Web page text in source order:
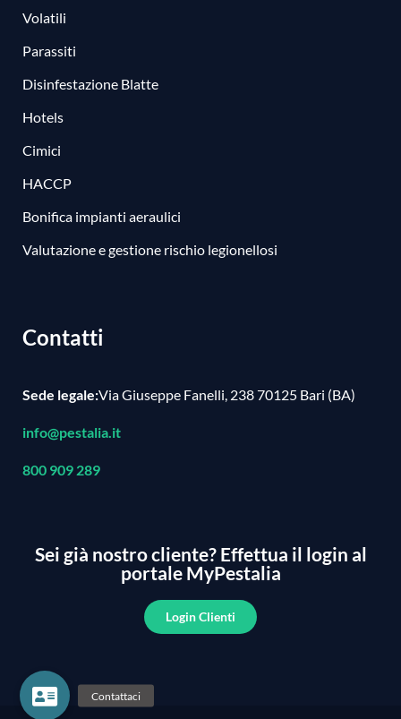
Volatili
Parassiti
Disinfestazione Blatte
Hotels
Cimici
HACCP
Bonifica impianti aeraulici
Valutazione e gestione rischio legionellosi
Contatti
Sede legale:Via Giuseppe Fanelli, 238 70125 Bari (BA)
info@pestalia.it
800 909 289
Sei già nostro cliente?Effettua il login al
portale MyPestalia
Login Clienti